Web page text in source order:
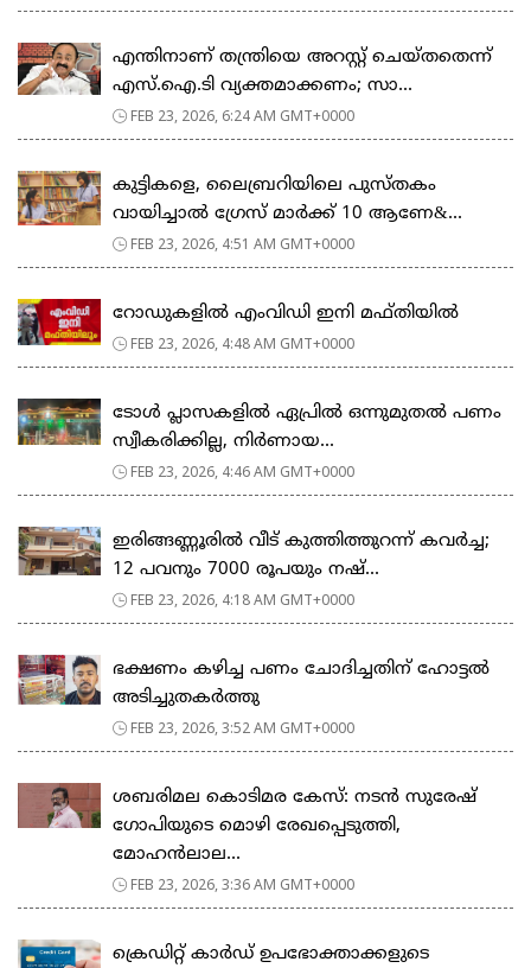
എന്തിനാണ് തന്ത്രിയെ അറസ്റ്റ് ചെയ്തതെന്ന്
എസ്.ഐ.ടി വ്യക്തമാക്കണം; സാ...
FEB 23, 2026, 6:24 AM GMT+0000
കുട്ടികളെ, ലൈബ്രറിയിലെ പുസ്തകം
വായിച്ചാല്‍ ഗ്രേസ് മാര്‍ക്ക് 10 ആണേ&...
FEB 23, 2026, 4:51 AM GMT+0000
റോഡുകളില്‍ എംവിഡി ഇനി മഫ്തിയില്‍
FEB 23, 2026, 4:48 AM GMT+0000
ടോള്‍ പ്ലാസകളില്‍ ഏപ്രില്‍ ഒന്നുമുതല്‍ പണം
സ്വീകരിക്കില്ല, നിര്‍ണായ...
FEB 23, 2026, 4:46 AM GMT+0000
ഇരിങ്ങണ്ണൂരിൽ വീട് കുത്തിത്തുറന്ന് കവർച്ച;
12 പവനും 7000 രൂപയും നഷ്...
FEB 23, 2026, 4:18 AM GMT+0000
ഭക്ഷണം കഴിച്ച പണം ചോദിച്ചതിന് ഹോട്ടൽ
അടിച്ചുതകർത്തു
FEB 23, 2026, 3:52 AM GMT+0000
ശബരിമല കൊടിമര കേസ്: നടൻ സുരേഷ്
ഗോപിയുടെ മൊഴി രേഖപ്പെടുത്തി,
മോഹൻലാല...
FEB 23, 2026, 3:36 AM GMT+0000
ക്രെഡിറ്റ് കാർഡ് ഉപഭോക്താക്കളുടെ